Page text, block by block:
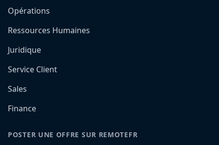
Opérations
Ressources Humaines
Juridique
Service Client
Sales
Finance
POSTER UNE OFFRE SUR REMOTEFR